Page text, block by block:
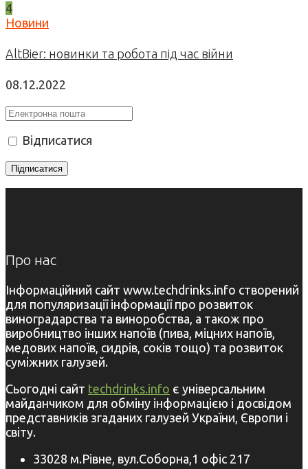
4
Новини
AltBier: новинки та робота під час війни
08.12.2022
Відписатися
Про нас
Інформаційний сайт www.techdrinks.info створений
для популяризації інформації про розвиток
виноградарства та виноробства, а також про
виробництво інших напоїв (пива, міцних напоїв,
медових напоїв, сидрів, соків тощо) та розвиток
суміжних галузей.
Сьогодні сайт techdrinks.info є універсальним
майданчиком для обміну інформацією і досвідом
представників згаданих галузей України, Європи і
світу.
33028 м.Рівне, вул.Соборна,1 офіс 217